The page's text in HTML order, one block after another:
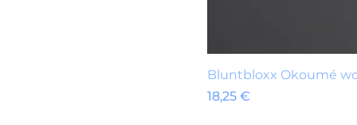
Bluntbloxx Okoumé
Precio
18,25 €